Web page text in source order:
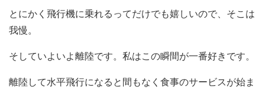
とにかく飛行機に乗れるってだけでも嬉しいので、そこは
我慢。
そしていよいよ離陸です。私はこの瞬間が一番好きです。
離陸して水平飛行になると間もなく食事のサービスが始ま